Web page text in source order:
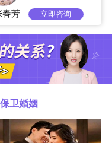
春芳 立即咨询
卫婚姻